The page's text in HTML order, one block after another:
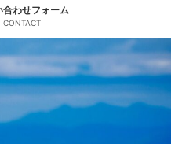
合わせフォーム
CONTACT